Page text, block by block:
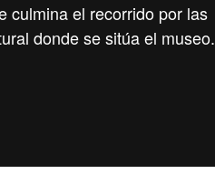
culmina el recorrido por las
donde se sitúa el museo.